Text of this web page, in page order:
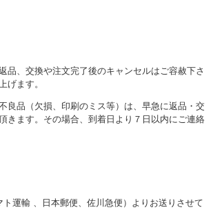
品、交換や注文完了後のキャンセルはご容赦下さ
げます。
良品（欠損、印刷のミス等）は、早急に返品・交
きます。その場合、到着日より７日以内にご連絡
運輸 、日本郵便、佐川急便）よりお送りさせて